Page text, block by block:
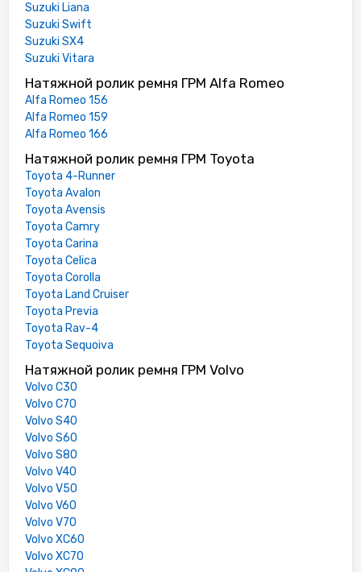
Suzuki Liana
Suzuki Swift
Suzuki SX4
Suzuki Vitara
Натяжной ролик ремня ГРМ Alfa Romeo
Alfa Romeo 156
Alfa Romeo 159
Alfa Romeo 166
Натяжной ролик ремня ГРМ Toyota
Toyota 4-Runner
Toyota Avalon
Toyota Avensis
Toyota Camry
Toyota Carina
Toyota Celica
Toyota Corolla
Toyota Land Cruiser
Toyota Previa
Toyota Rav-4
Toyota Sequoiva
Натяжной ролик ремня ГРМ Volvo
Volvo C30
Volvo C70
Volvo S40
Volvo S60
Volvo S80
Volvo V40
Volvo V50
Volvo V60
Volvo V70
Volvo XC60
Volvo XC70